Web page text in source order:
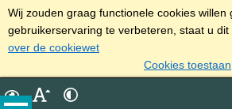
Wij zouden graag functionele cookies willen
gebruikerservaring te verbeteren, staat u dit
over de cookiewet
Cookies toestaan